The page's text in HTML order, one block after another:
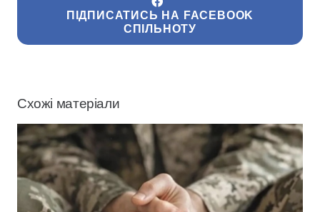
ПІДПИСАТИСЬ НА FACEBOOK
СПІЛЬНОТУ
Схожі матеріали